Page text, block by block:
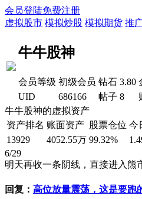
会员登陆免费注册
虚拟股市 模拟炒股 模拟期货 推
牛牛股神
会员等级 初级会员 钻石 3.80
UID
686166 帖子 8
牛牛股神的虚拟资产
资产排名 账面资产 股票仓位 今
13929
4052.55万 99.32%
6/29
明天再收一条阴线，直接进入熊
回复： 高位放量震荡，这是要跑